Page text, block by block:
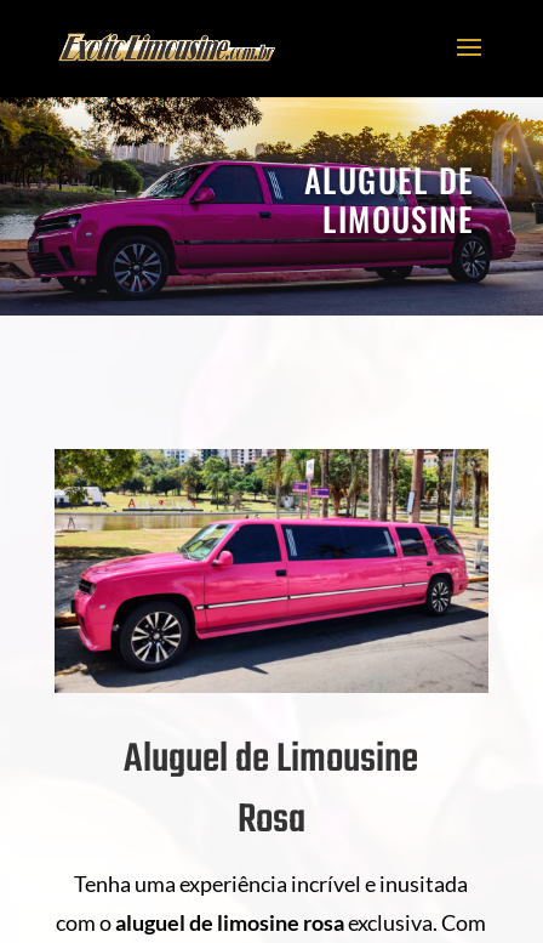
ALUGUEL DE
LIMOUSINE
Aluguel de Limousine
Rosa
Tenha uma experiência incrível e inusitada
com oaluguel de limosine rosaexclusiva. Com